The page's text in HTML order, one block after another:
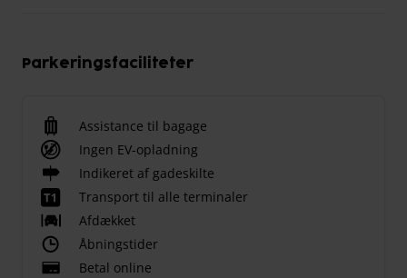
Parkeringsfaciliteter
Assistance til bagage
Ingen EV-opladning
Indikeret af gadeskilte
Transport til alle terminaler
Afdækket
Åbningstider
Betal online